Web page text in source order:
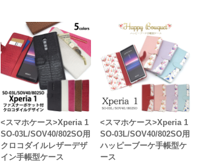
<スマホケース>Xperia 1
SO-03L/SOV40/802SO用
クロコダイルレザーデザ
イン手帳型ケース
<スマホケース>Xperia 1
SO-03L/SOV40/802SO用
ハッピーブーケ手帳型ケ
ース